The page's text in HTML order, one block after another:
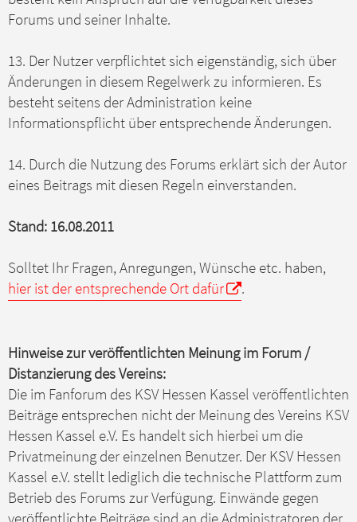
Forums und seiner Inhalte.
13. Der Nutzer verpflichtet sich eigenständig, sich über
Änderungen in diesem Regelwerk zu informieren. Es
besteht seitens der Administration keine
Informationspflicht über entsprechende Änderungen.
14. Durch die Nutzung des Forums erklärt sich der Autor
eines Beitrags mit diesen Regeln einverstanden.
Stand: 16.08.2011
Solltet Ihr Fragen, Anregungen, Wünsche etc. haben,
hier ist der entsprechende Ort dafür
.
Hinweise zur veröffentlichten Meinung im Forum /
Distanzierung des Vereins:
Die im Fanforum des KSV Hessen Kassel veröffentlichten
Beiträge entsprechen nicht der Meinung des Vereins KSV
Hessen Kassel e.V. Es handelt sich hierbei um die
Privatmeinung der einzelnen Benutzer. Der KSV Hessen
Kassel e.V. stellt lediglich die technische Plattform zum
Betrieb des Forums zur Verfügung. Einwände gegen